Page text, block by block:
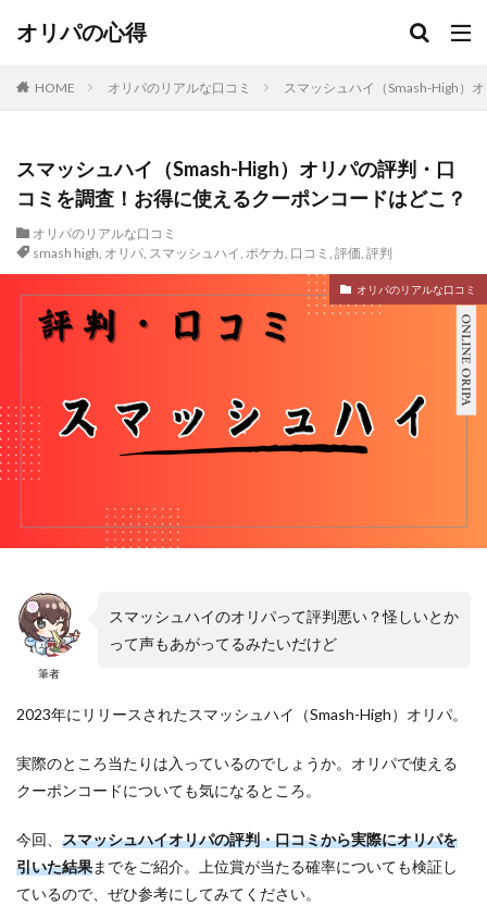
オリパの心得
HOME オリパのリアルな口コミ スマッシュハイ（Smash-High）
スマッシュハイ（Smash-High）オリパの評判・口
コミを調査！お得に使えるクーポンコードはどこ？
オリパのリアルな口コミ
smash high, オリパ, スマッシュハイ, ポケカ, 口コミ , 評価, 評判
オリパのリアルな口コミ
筆者
スマッシュハイのオリパって評判悪い？怪しいとか
って声もあがってるみたいだけど
2023年にリリースされたスマッシュハイ（Smash-High）オリパ。
実際のところ当たりは入っているのでしょうか。オリパで使える
クーポンコードについても気になるところ。
今回、 スマッシュハイオリパの評判・口コミから実際にオリパを
引いた結果までをご紹介。上位賞が当たる確率についても検証し
ているので、ぜひ参考にしてみてください。